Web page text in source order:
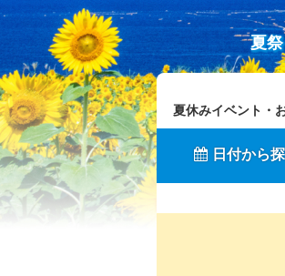
夏
夏休みイベント・
日付から